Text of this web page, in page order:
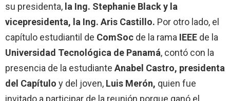
su presidenta, la Ing. Stephanie Black y la
vicepresidenta, la Ing. Aris Castillo. Por otro lado, el
capítulo estudiantil de ComSoc de la rama IEEE de la
Universidad Tecnológica de Panamá, contó con la
presencia de la estudiante Anabel Castro, presidenta
del Capítulo y del joven, Luis Merón, quien fue